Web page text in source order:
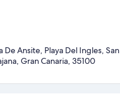
De Ansite, Playa Del Ingles, San
Gran Canaria, 35100